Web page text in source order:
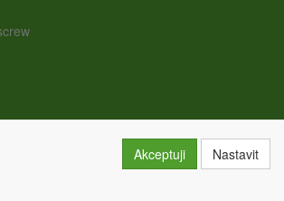
Akceptuji Nastavit